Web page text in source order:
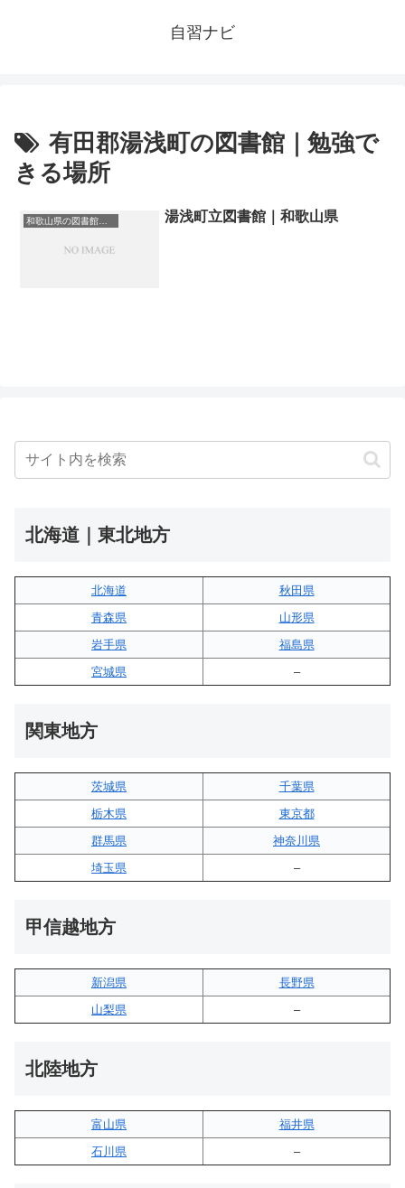
自習ナビ
有田郡湯浅町の図書館｜勉強で
きる場所
和歌山県の図書館｜勉強できる場所 湯浅町立図書館｜和歌山県
北海道｜東北地方
北海道
秋田県
青森県
山形県
岩手県
福島県
宮城県
–
関東地方
茨城県
千葉県
栃木県
東京都
群馬県
神奈川県
埼玉県
–
甲信越地方
新潟県
長野県
山梨県
–
北陸地方
富山県
福井県
石川県
–